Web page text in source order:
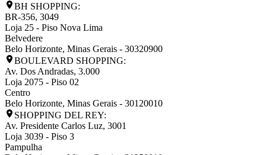
BH SHOPPING:
BR-356, 3049
Loja 25 - Piso Nova Lima
Belvedere
Belo Horizonte, Minas Gerais - 30320900
BOULEVARD SHOPPING:
Av. Dos Andradas, 3.000
Loja 2075 - Piso 02
Centro
Belo Horizonte, Minas Gerais - 30120010
SHOPPING DEL REY:
Av. Presidente Carlos Luz, 3001
Loja 3039 - Piso 3
Pampulha